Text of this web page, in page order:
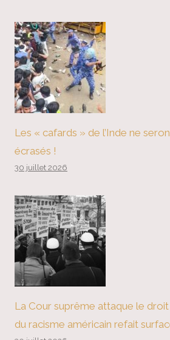
Les « cafards » de l’Inde ne
écrasés !
30 juillet 2026
La Cour suprême attaque le droit
du racisme américain refait